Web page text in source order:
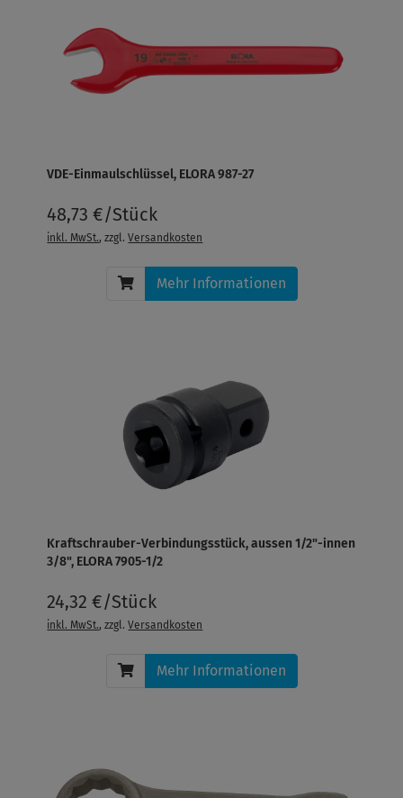
VDE-Einmaulschlüssel, ELORA 987-27
48,73 €/Stück
inkl. MwSt., zzgl.Versandkosten
Mehr Informationen
Kraftschrauber-Verbindungsstück, aussen 1/2"-innen
3/8", ELORA 7905-1/2
24,32 €/Stück
inkl. MwSt., zzgl.Versandkosten
Mehr Informationen